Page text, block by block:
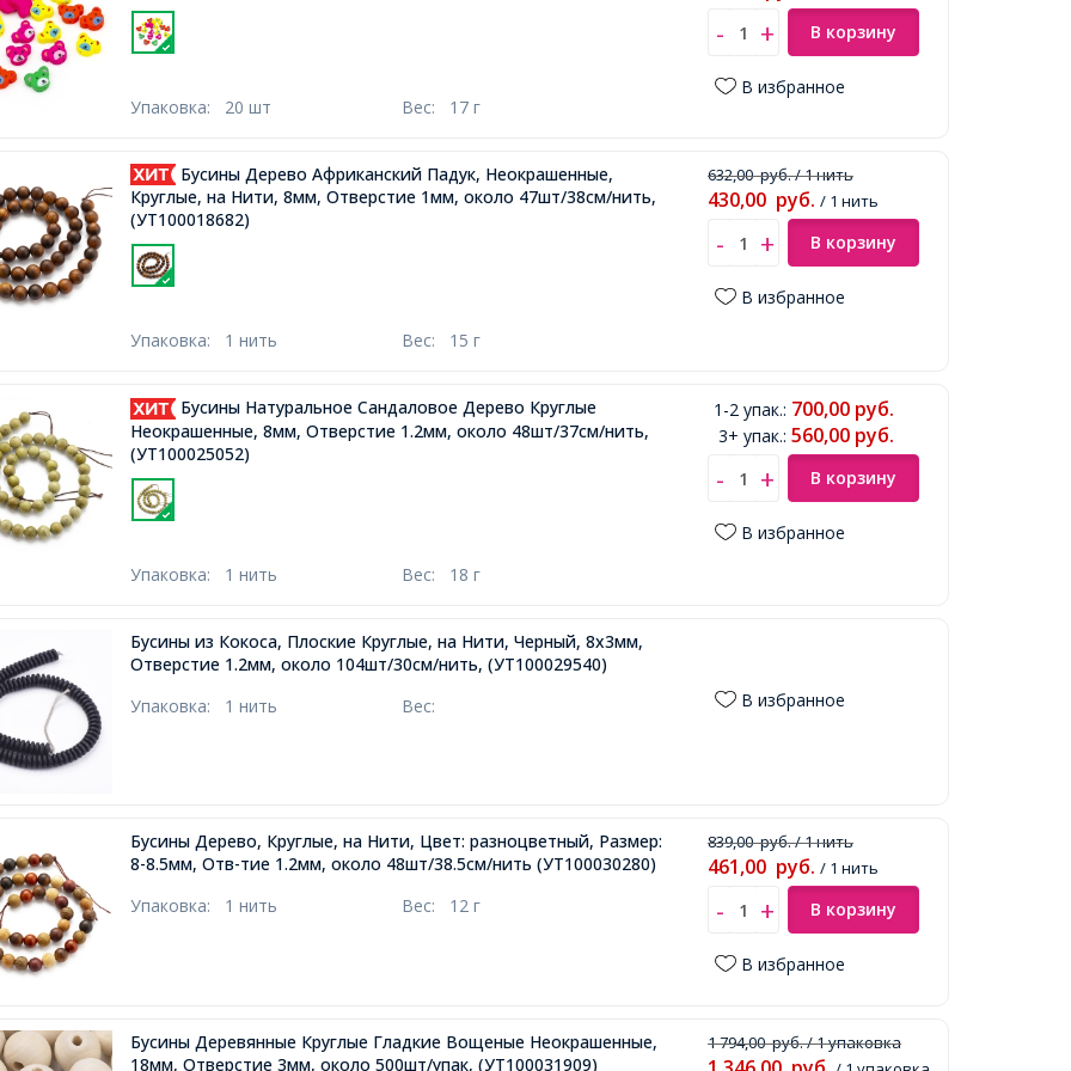
Упаковка: 20 шт Вес: 17 г
В корзину
В избранное
Бусины Дерево Африканский Падук, Неокрашенные,
Круглые, на Нити, 8мм, Отверстие 1мм, около 47шт/38см/нить,
(УТ100018682)
Упаковка: 1 нить Вес: 15 г
632,00руб./ 1 нить
430,00 руб. / 1 нить
В корзину
В избранное
Бусины Натуральное Сандаловое Дерево Круглые
Неокрашенные, 8мм, Отверстие 1.2мм, около 48шт/37см/нить,
(УТ100025052)
Упаковка: 1 нить Вес: 18 г
1-2 упак.: 700,00 руб.
3+ упак.: 560,00 руб.
В корзину
В избранное
Бусины из Кокоса, Плоские Круглые, на Нити, Черный, 8x3мм,
Отверстие 1.2мм, около 104шт/30см/нить, (УТ100029540)
Упаковка: 1 нить Вес: В избранное
Бусины Дерево, Круглые, на Нити, Цвет: разноцветный, Размер:
8-8.5мм, Отв-тие 1.2мм, около 48шт/38.5см/нить (УТ100030280)
Упаковка: 1 нить Вес: 12 г
839,00руб./ 1 нить
461,00 руб. / 1 нить
В корзину
В избранное
Бусины Деревянные Круглые Гладкие Вощеные Неокрашенные,
18мм, Отверстие 3мм, около 500шт/упак, (УТ100031909)
1 794,00руб./ 1 упаковка